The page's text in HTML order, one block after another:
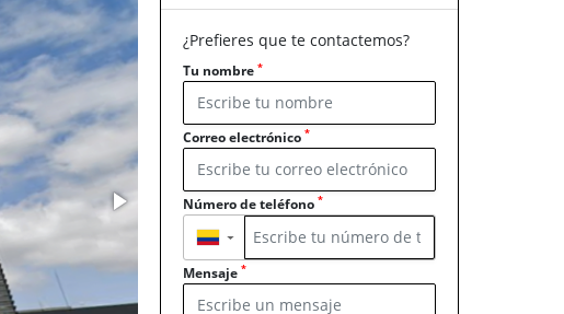
¿Prefieres que te contactemos?
Tu nombre *
Correo electrónico *
Número de teléfono *
▼
Mensaje *